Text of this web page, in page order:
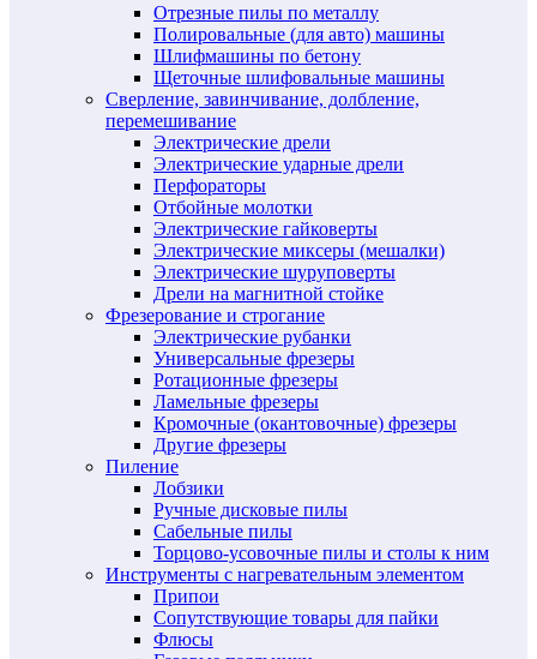
Отрезные пилы по металлу
Полировальные (для авто) машины
Шлифмашины по бетону
Щеточные шлифовальные машины
Сверление, завинчивание, долбление,
перемешивание
Электрические дрели
Электрические ударные дрели
Перфораторы
Отбойные молотки
Электрические гайковерты
Электрические миксеры (мешалки)
Электрические шуруповерты
Дрели на магнитной стойке
Фрезерование и строгание
Электрические рубанки
Универсальные фрезеры
Ротационные фрезеры
Ламельные фрезеры
Кромочные (окантовочные) фрезеры
Другие фрезеры
Пиление
Лобзики
Ручные дисковые пилы
Сабельные пилы
Торцово-усовочные пилы и столы к ним
Инструменты с нагревательным элементом
Припои
Сопутствующие товары для пайки
Флюсы